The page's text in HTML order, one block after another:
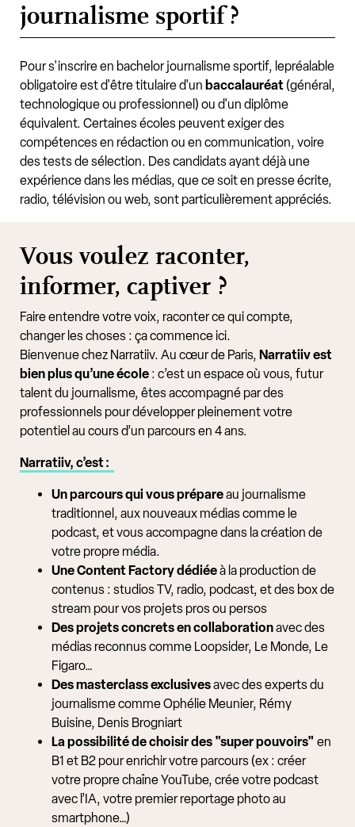
journalisme sportif ?
Pour s'inscrire en bachelor journalisme sportif, lepréalable
obligatoire est d'être titulaire d'un baccalauréat(général,
technologique ou professionnel) ou d'un diplôme
équivalent. Certaines écoles peuvent exiger des
compétences en rédaction ou en communication, voire
des tests de sélection. Des candidats ayant déjà une
expérience dans les médias, que ce soit en presse écrite,
radio, télévision ou web, sont particulièrement appréciés.
Vous voulez raconter,
informer, captiver ?
Faire entendre votre voix, raconter ce qui compte,
changer les choses : ça commence ici.
Bienvenue chez Narratiiv. Au cœur de Paris, Narratiiv est
bien plus qu’une école : c’est un espace où vous, futur
talent du journalisme, êtes accompagné par des
professionnels pour développer pleinement votre
potentiel au cours d’un parcours en 4 ans.
Narratiiv, c’est :
Un parcours qui vous prépareau journalisme
traditionnel, aux nouveaux médias comme le
podcast, et vous accompagne dans la création de
votre propre média.
Une Content Factory dédiéeà la production de
contenus : studios TV, radio, podcast, et des box de
stream pour vos projets pros ou persos
Des projets concrets en collaborationavec des
médias reconnus comme Loopsider, Le Monde, Le
Figaro…
Des masterclass exclusivesavec des experts du
journalisme comme Ophélie Meunier, Rémy
Buisine, Denis Brogniart
La possibilité de choisir des "super pouvoirs" en
B1 et B2 pour enrichir votre parcours (ex : créer
votre propre chaîne YouTube, crée votre podcast
avec l’IA, votre premier reportage photo au
smartphone…)